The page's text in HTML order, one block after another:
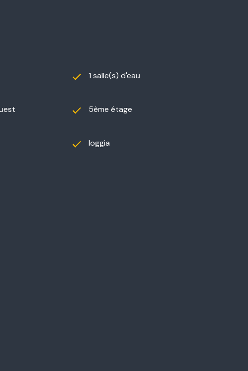
1 salle(s) d'eau
5ème étage
loggia